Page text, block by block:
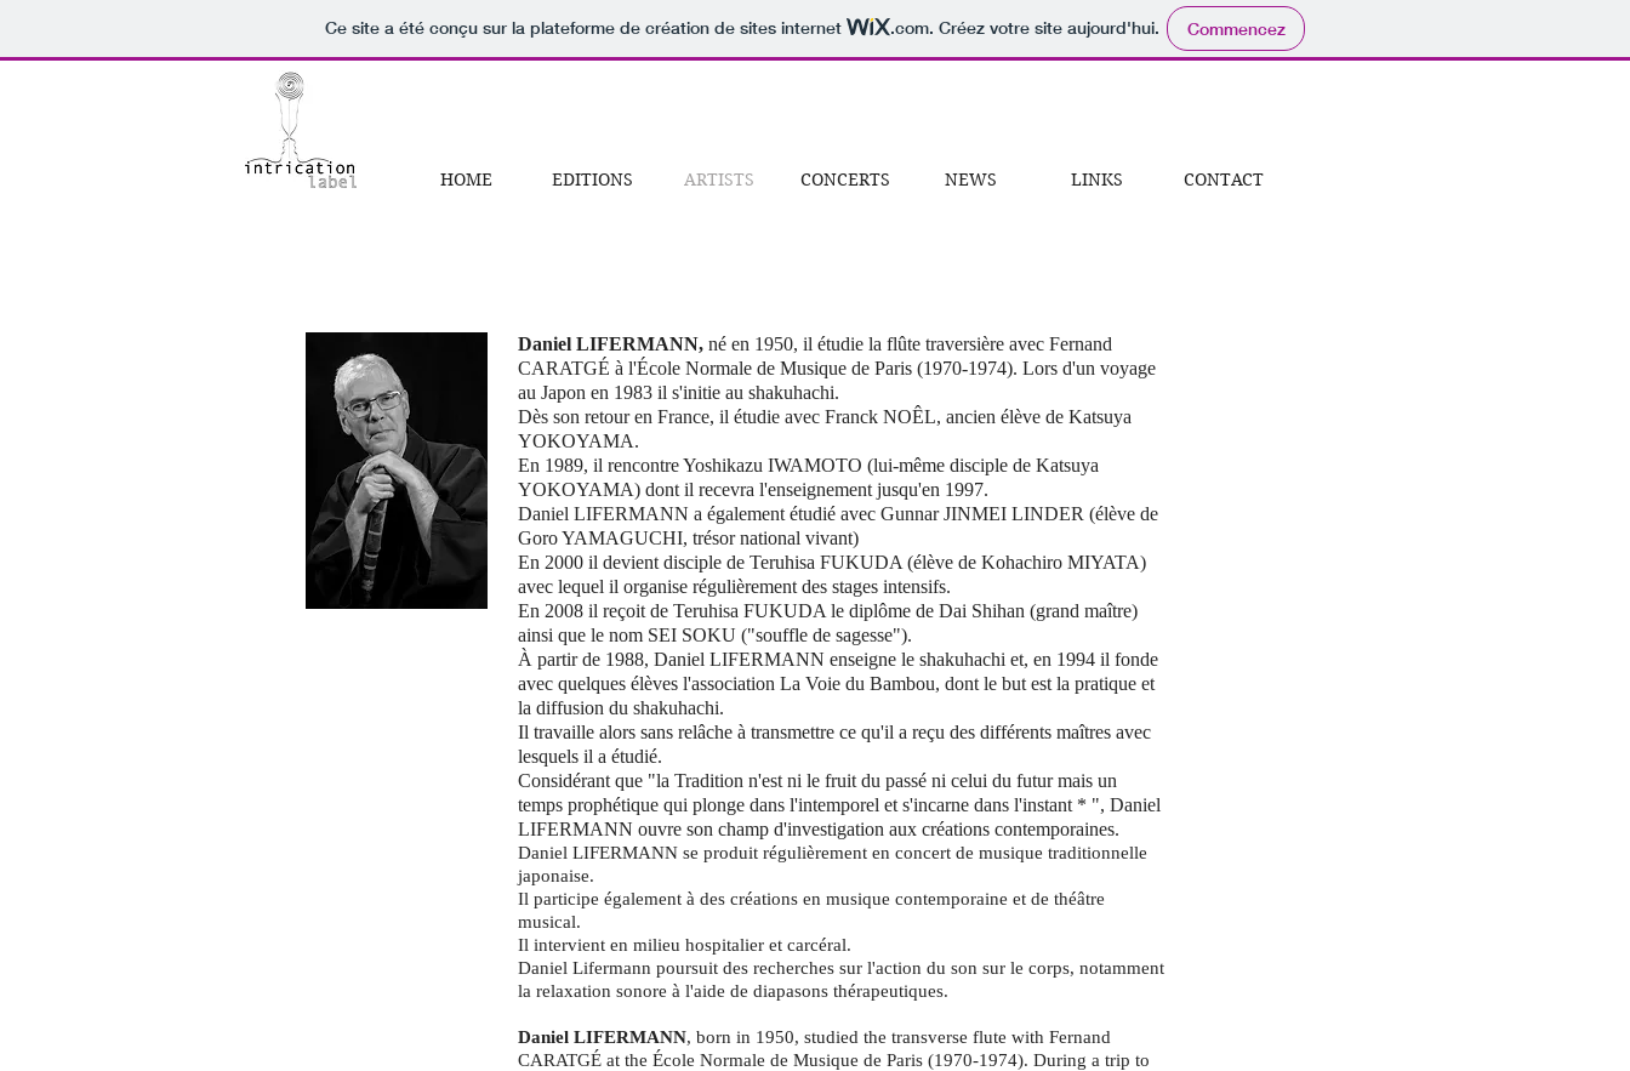
Ce site a été conçu sur la plateforme de création de sites internet .com. Créez votre site aujourd'hui. Commencez
HOME EDITIONS ARTISTS CONCERTS NEWS LINKS CONTACT
Daniel LIFERMANN, né en 1950, il étudie la flûte traversière avec Fernand
CARATGÉ à l'École Normale de Musique de Paris (1970-1974). Lors d'un voyage
au Japon en 1983 il s'initie au shakuhachi.
Dès son retour en France, il étudie avec Franck NOÊL, ancien élève de Katsuya
YOKOYAMA.
En 1989, il rencontre Yoshikazu IWAMOTO (lui-même disciple de Katsuya
YOKOYAMA) dont il recevra l'enseignement jusqu'en 1997.
Daniel LIFERMANN a également étudié avec Gunnar JINMEI LINDER (élève de
Goro YAMAGUCHI, trésor national vivant)
En 2000 il devient disciple de Teruhisa FUKUDA (élève de Kohachiro MIYATA)
avec lequel il organise régulièrement des stages intensifs.
En 2008 il reçoit de Teruhisa FUKUDA le diplôme de Dai Shihan (grand maître)
ainsi que le nom SEI SOKU ("souffle de sagesse").
À partir de 1988, Daniel LIFERMANN enseigne le shakuhachi et, en 1994 il fonde
avec quelques élèves l'association La Voie du Bambou, dont le but est la pratique et
la diffusion du shakuhachi.
Il travaille alors sans relâche à transmettre ce qu'il a reçu des différents maîtres avec
lesquels il a étudié.
Considérant que "la Tradition n'est ni le fruit du passé ni celui du futur mais un
temps prophétique qui plonge dans l'intemporel et s'incarne dans l'instant * ", Daniel
LIFERMANN ouvre son champ d'investigation aux créations contemporaines.
Daniel LIFERMANN se produit régulièrement en concert de musique traditionnelle
japonaise.
Il participe également à des créations en musique contemporaine et de théâtre
musical.
Il intervient en milieu hospitalier et carcéral.
Daniel Lifermann poursuit des recherches sur l'action du son sur le corps, notamment
la relaxation sonore à l'aide de diapasons thérapeutiques.
Daniel LIFERMANN, born in 1950, studied the transverse flute with Fernand
CARATGÉ at the École Normale de Musique de Paris (1970-1974). During a trip to